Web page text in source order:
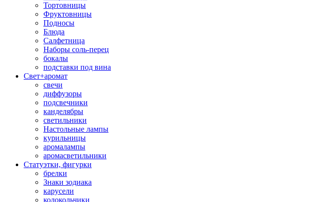
Тортовницы
Фруктовницы
Подносы
Блюда
Салфетница
Наборы соль-перец
бокалы
подставки под вина
Свет+аромат
свечи
диффузоры
подсвечники
канделябры
светильники
Настольные лампы
курильницы
аромалампы
аромасветильники
Статуэтки, фигурки
брелки
Знаки зодиака
карусели
колокольчики